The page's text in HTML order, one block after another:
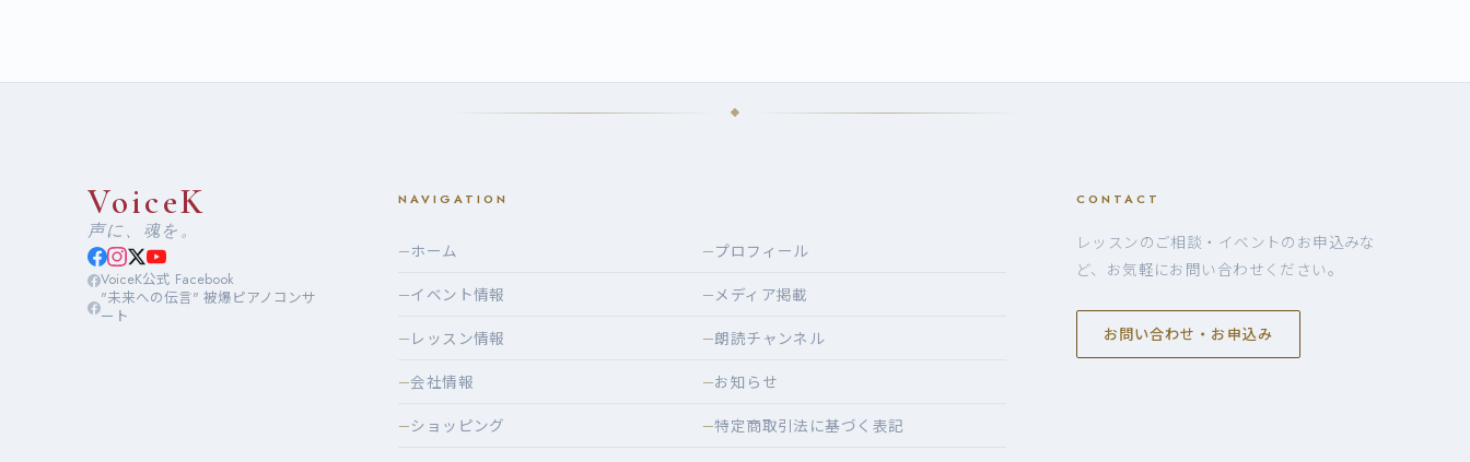
VoiceK
声に、魂を。
VoiceK公式 Facebook
"未来への伝言" 被爆ピアノコンサ
ート
NAVIGATION
—ホーム —プロフィール
—イベント情報 —メディア掲載
— レッスン情報 —朗読チャンネル
—会社情報 —お知らせ
—ショッピング —特定商取引法に基づく表記
CONTACT
レッスンのご相談・イベントのお申込みな
ど、お気軽にお問い合わせください。
お問い合わせ・お申込み